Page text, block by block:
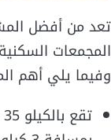
تعد من أفضل
المجمعات
وفيما يلي أهم